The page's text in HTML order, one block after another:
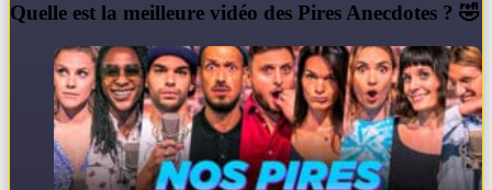
Quelle est la meilleure vidéo des Pires Anecdotes ? 🤣